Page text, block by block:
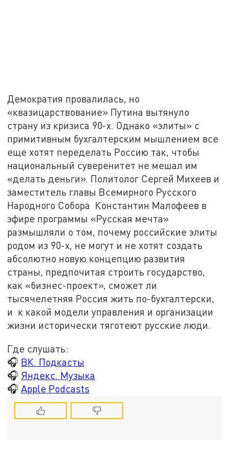
Демократия провалилась, но
«квазицарствование» Путина вытянуло
страну из кризиса 90-х. Однако «элиты» с
примитивным бухгалтерским мышлением все
еще хотят переделать Россию так, чтобы
национальный суверенитет не мешал им
«делать деньги». Политолог Сергей Михеев и
заместитель главы Всемирного Русского
Народного Собора Константин Малофеев в
эфире программы «Русская мечта»
размышляли о том, почему российские элиты
родом из 90-х, не могут и не хотят создать
абсолютно новую концепцию развития
страны, предпочитая строить государство,
как «бизнес-проект», сможет ли
тысячелетняя Россия жить по-бухгалтерски,
и к какой модели управления и организации
жизни исторически тяготеют русские люди.
Где слушать:
🎧 ВК. Подкасты
🎧 Яндекс. Музыка
🎧Apple Podcasts